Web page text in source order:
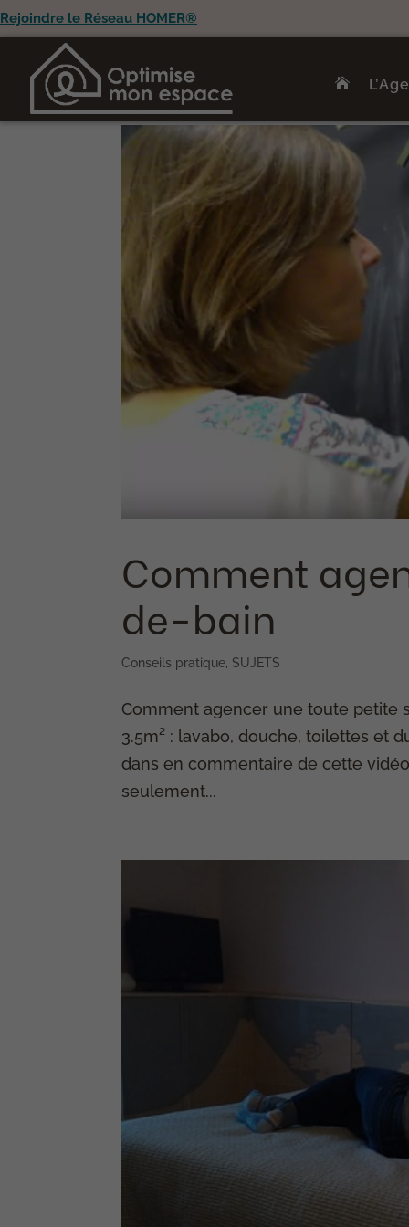
Rejoindre le Réseau HOMER®
Comment
de-bain
Conseils pratique, SUJETS
Comment agencer une toute petite
3.5m² : lavabo, douche, toilettes et
dans en commentaire de cette
seulement...